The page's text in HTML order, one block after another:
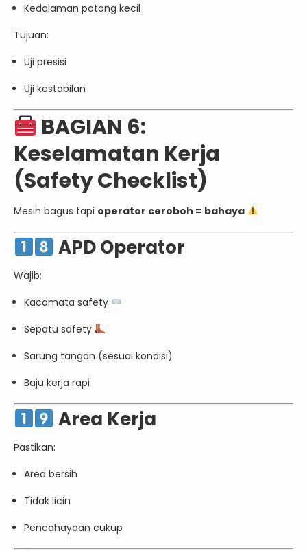
Kedalaman potong kecil
Tujuan:
Uji presisi
Uji kestabilan
BAGIAN 6:
Keselamatan Kerja
(Safety Checklist)
Mesin bagus tapi operator ceroboh = bahaya
APD Operator
Wajib:
Kacamata safety
Sepatu safety
Sarung tangan (sesuai kondisi)
Baju kerja rapi
Area Kerja
Pastikan:
Area bersih
Tidak licin
Pencahayaan cukup